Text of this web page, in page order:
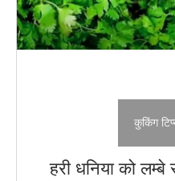
भारतीय नाश्ते (Indian
हरी धनिया को
कुकिंग